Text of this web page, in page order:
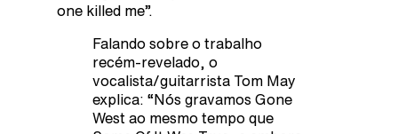
one killed me”.
Falando sobre o trabalho
recém-revelado, o
vocalista/guitarrista Tom May
explica: “Nós gravamos Gone
West ao mesmo tempo que